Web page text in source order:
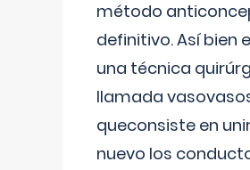
método
definitivo. Así bien
una técnica
llamada
queconsiste en
nuevo los